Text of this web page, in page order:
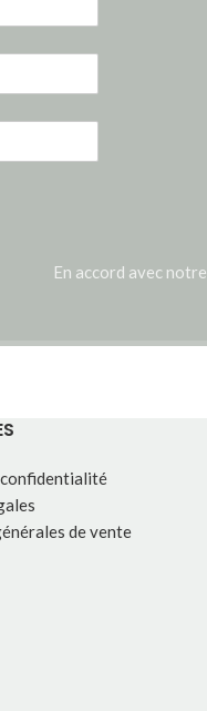
En accord avec notre
de vente